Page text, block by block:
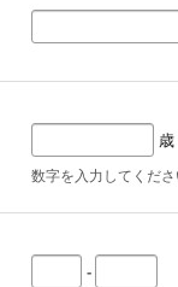
歳
数字を入力してくださ
-